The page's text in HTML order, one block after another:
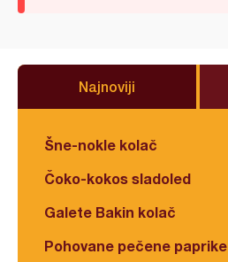
Najnoviji
Šne-nokle kolač
Čoko-kokos sladoled
Galete Bakin kolač
Pohovane pečene paprike